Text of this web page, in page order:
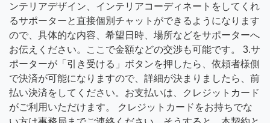
ンテリアデザイン、インテリアコーディネートをしてくれ
るサポーターと直接個別チャットができるようになります
ので、具体的な内容、希望日時、場所などをサポーターへ
お伝えください。ここで金額などの交渉も可能です。 3.サ
ポーターが「引き受ける」ボタンを押したら、依頼者様側
で決済が可能になりますので、詳細が決まりましたら、前
払い決済をしてください。お支払いは、クレジットカード
がご利用いただけます。 クレジットカードをお持ちでな